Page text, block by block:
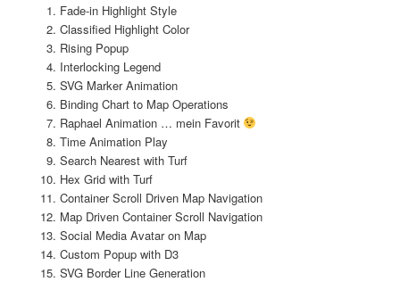
Fade-in Highlight Style
Classified Highlight Color
Rising Popup
Interlocking Legend
SVG Marker Animation
Binding Chart to Map Operations
Raphael Animation … mein Favorit
Time Animation Play
Search Nearest with Turf
Hex Grid with Turf
Container Scroll Driven Map Navigation
Map Driven Container Scroll Navigation
Social Media Avatar on Map
Custom Popup with D3
SVG Border Line Generation